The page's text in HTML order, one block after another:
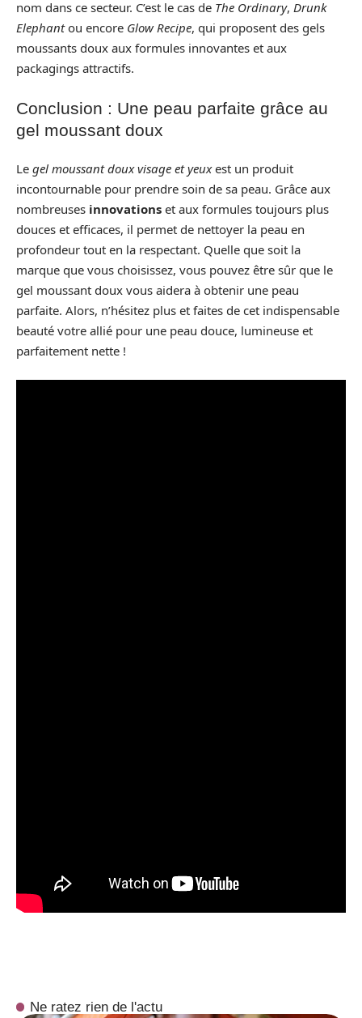
nom dans ce secteur. C’est le cas de The Ordinary, Drunk
Elephantou encore Glow Recipe, qui proposent des gels
moussants doux aux formules innovantes et aux
packagings attractifs.
Conclusion : Une peau parfaite grâce au
gel moussant doux
Le gel moussant doux visage et yeuxest un produit
incontournable pour prendre soin de sa peau. Grâce aux
nombreuses innovations et aux formules toujours plus
douces et efficaces, il permet de nettoyer la peau en
profondeur tout en la respectant. Quelle que soit la
marque que vous choisissez, vous pouvez être sûr que le
gel moussant doux vous aidera à obtenir une peau
parfaite. Alors, n’hésitez plus et faites de cet indispensable
beauté votre allié pour une peau douce, lumineuse et
parfaitement nette !
Ne ratez rien de l'actu